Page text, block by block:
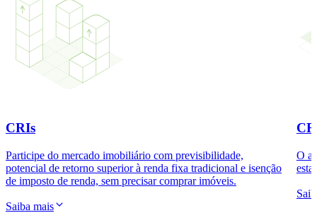
CRIs
Participe do mercado imobiliário com previsibilidade,
potencial de retorno superior à renda fixa tradicional e isenção
de imposto de renda, sem precisar comprar imóveis.
Saiba mais
O